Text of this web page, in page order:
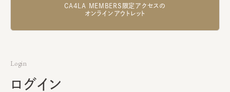
CA4LA MEMBERS限定アクセスの
オンラインアウトレット
Login
ログイン